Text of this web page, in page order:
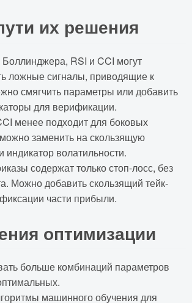
их решения
RSI и CCI могут
ложные сигналы, приводящие к
смягчить параметры или добавить
для верификации.
менее подходит для боковых
заменить на скользящую
волатильности.
содержат только стоп-лосс, без
Можно добавить скользящий тейк-
части прибыли.
оптимизации
больше комбинаций параметров
машинного обучения для